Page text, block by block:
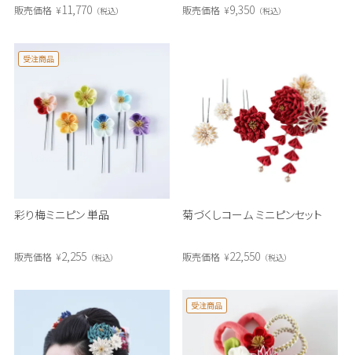
販売価格 ¥11,770 税込 販売価格 ¥9,350 税込
彩り梅ミニピン 単品
受注商品
販売価格 ¥2,255 税込
菊づくしコーム ミニピンセット
販売価格 ¥22,550 税込
受注商品